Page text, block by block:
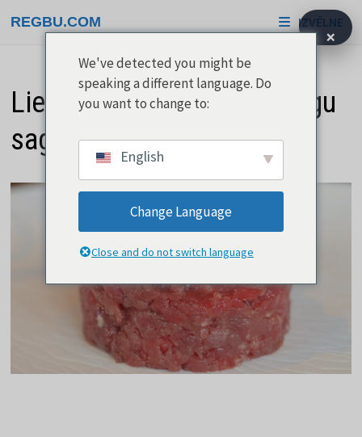
uz
REGBU.COM IZVĒLNE
Liellopa tartars prasa rūpīgu
sagatavošanu
×
We've detected you might be
speaking a different language. Do
you want to change to:
English
Change Language
Close and do not switch language